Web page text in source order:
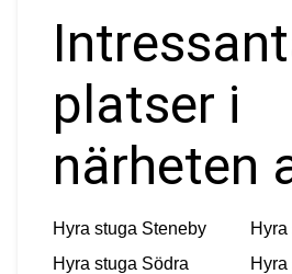
platser i
närheten
Hyra stuga Steneby Hyra
Hyra stuga Södra
Hyra